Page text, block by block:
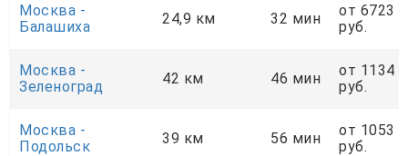
Москва -
Балашиха
24,9 км 32 мин
от 6723
руб.
Москва -
Зеленоград
42 км 46 мин
от 1134
руб.
Москва -
Подольск
39 км 56 мин
от 1053
руб.